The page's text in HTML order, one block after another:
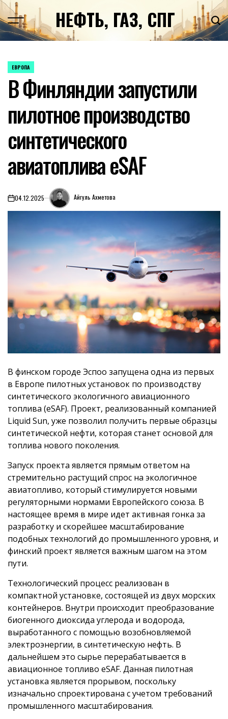
Перейти
к
содержимомуНЕФТЬ, ГАЗ, СПГ
ОПУБЛИКОВАНО
ЕВРОПА
В Финляндии запустили
пилотное производство
синтетического
авиатоплива eSAF
on04.12.2025 Айгуль Ахметова
В финском городе Эспоо запущена одна из первых
в Европе пилотных установок по производству
синтетического экологичного авиационного
топлива (eSAF). Проект, реализованный компанией
Liquid Sun, уже позволил получить первые образцы
синтетической нефти, которая станет основой для
топлива нового поколения.
Запуск проекта является прямым ответом на
стремительно растущий спрос на экологичное
авиатопливо, который стимулируется новыми
регуляторными нормами Европейского союза. В
настоящее время в мире идет активная гонка за
разработку и скорейшее масштабирование
подобных технологий до промышленного уровня, и
финский проект является важным шагом на этом
пути.
Технологический процесс реализован в
компактной установке, состоящей из двух морских
контейнеров. Внутри происходит преобразование
биогенного диоксида углерода и водорода,
выработанного с помощью возобновляемой
электроэнергии, в синтетическую нефть. В
дальнейшем это сырье перерабатывается в
авиационное топливо eSAF. Данная пилотная
установка является прорывом, поскольку
изначально спроектирована с учетом требований
промышленного масштабирования.